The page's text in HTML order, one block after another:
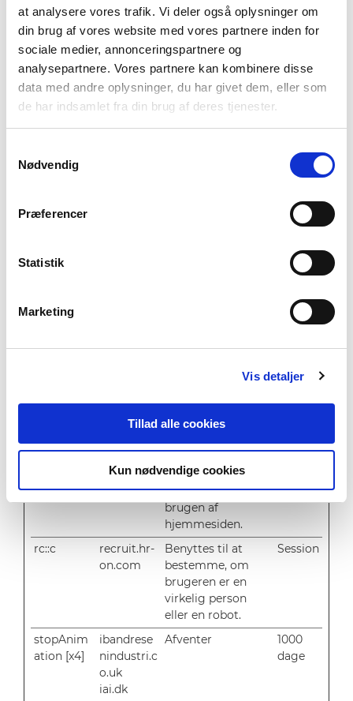
at analysere vores trafik. Vi deler også oplysninger om
din brug af vores website med vores partnere inden for
sociale medier, annonceringspartnere og
analysepartnere. Vores partnere kan kombinere disse
data med andre oplysninger, du har givet dem, eller som
de har indsamlet fra din brug af deres tjenester.
Nødvendig
Præferencer
Statistik
Marketing
Vis detaljer
Tillad alle cookies
Kun nødvendige cookies
Dynamic
web.Sessi
onVisitor
[x4]
iai.dk
ibandrese
nindustri.c
o.uk
www.iban
dresenind
Bevarer
brugertilstand på
tværs af
sideforespørgsler.
1 dag
dage
bestemme, om
virkelig person
eller en software-
robot - Dette
skabelsen af valide
rapporter om
brugen af
hjemmesiden.
nent
rc::c
recruit.hr-
on.com
Benyttes til at
bestemme, om
brugeren er en
virkelig person
eller en robot.
Session
stopAnim
ation [x4]
ibandrese
nindustri.c
o.uk
iai.dk
Afventer
1000
dage